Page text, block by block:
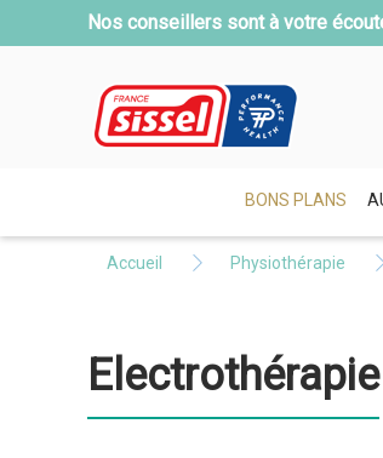
Nos conseillers sont à votre
BONS PLANS
Accueil Physiothérapie
Electrothérapie